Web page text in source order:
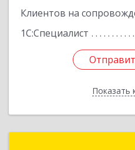
Клиентов на
1С:Специалист
Показать